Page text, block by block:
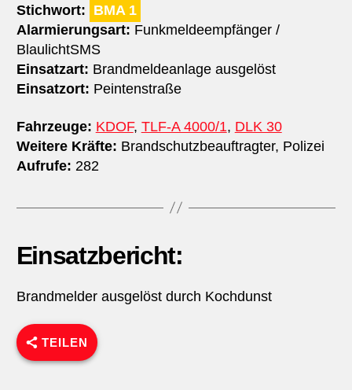
Stichwort: BMA 1
Alarmierungsart: Funkmeldeempfänger /
BlaulichtSMS
Einsatzart: Brandmeldeanlage ausgelöst
Einsatzort: Peintenstraße
Fahrzeuge: KDOF, TLF-A 4000/1, DLK 30
Weitere Kräfte: Brandschutzbeauftragter, Polizei
Aufrufe: 282
Einsatzbericht:
Brandmelder ausgelöst durch Kochdunst
TEILEN